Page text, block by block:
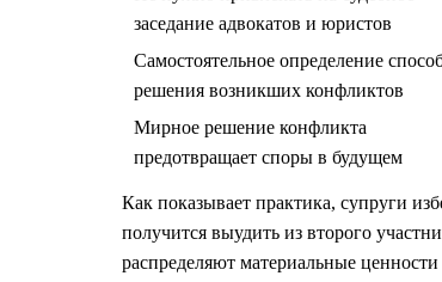
заседание адвокатов и юристов
Самостоятельное определение
решения возникших конфликтов
Мирное решение конфликта
предотвращает споры в будущем
Как показывает практика, супруги
получится выудить из второго
распределяют материальные